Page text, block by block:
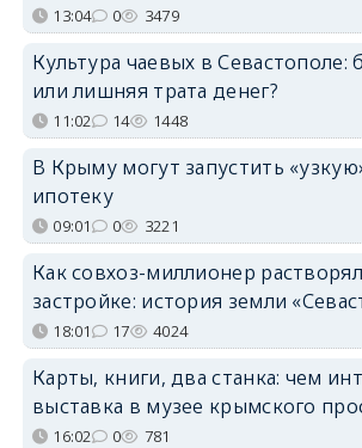
13:04 0 3479
Культура чаевых в Севастополе:
или лишняя трата денег?
11:02 14 1448
В Крыму могут запустить
ипотеку
09:01 0 3221
Как совхоз-миллионер
застройке: история земли
18:01 17 4024
Карты, книги, два станка: чем
выставка в музее крымского
16:02 0 781